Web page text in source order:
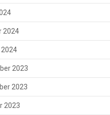
2024
2023
2023
2023